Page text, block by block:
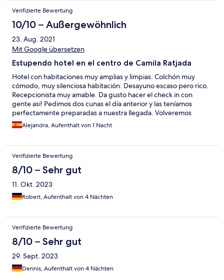
Verifizierte Bewertung
10/10 – Außergewöhnlich
23. Aug. 2021
Mit Google übersetzen
Estupendo hotel en el centro de Camila Ratjada
Hotel con habitaciones muy amplias y limpias. Colchón muy
cómodo, muy silenciosa habitación. Desayuno escaso pero rico.
Recepcionista muy amable. Da gusto hacer el check in con
gente asi! Pedimos dos cunas el día anterior y las teníamos
perfectamente preparadas a nuestra llegada. Volveremos
seguro. Ubicación excelente
Alejandra, Aufenthalt von 1 Nacht
Verifizierte Bewertung
8/10 – Sehr gut
11. Okt. 2023
Robert, Aufenthalt von 4 Nächten
Verifizierte Bewertung
8/10 – Sehr gut
29. Sept. 2023
Dennis, Aufenthalt von 4 Nächten